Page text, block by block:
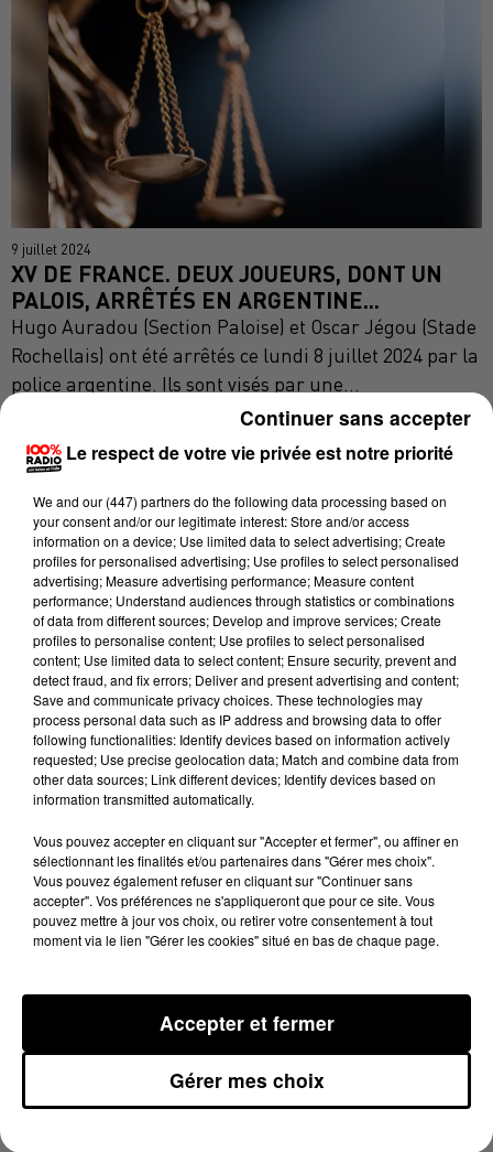
9 juillet 2024
XV DE FRANCE. DEUX JOUEURS, DONT UN
PALOIS, ARRÊTÉS EN ARGENTINE...
Hugo Auradou (Section Paloise) et Oscar Jégou (Stade
Rochellais) ont été arrêtés ce lundi 8 juillet 2024 par la
police argentine. Ils sont visés par une...
7 juillet 2024
LÉGISLATIVES 2024. LE NOUVEAU FRONT
POPULAIRE EN TÊTE, LE RN EN...
Selon les premières projections en siège, le nouveau
Front Populaire arrive en tête à l'issue du second tour
des élections législatives 2024. Le...
Le respect de votre vie privée est notre priorité
We and our (447) partnersdo the following data processing based on
your consent and/or our legitimate interest: Store and/or access
information on a device; Use limited data to select advertising; Create
profiles for personalised advertising; Use profiles to select personalised
advertising; Measure advertising performance; Measure content
performance; Understand audiences through statistics or combinations
of data from different sources; Develop and improve services; Create
profiles to personalise content; Use profiles to select personalised
content; Use limited data to select content; Ensure security, prevent and
detect fraud, and fix errors; Deliver and present advertising and content;
Save and communicate privacy choices. These technologies may
process personal data such as IP address and browsing data to offer
following functionalities: Identify devices based on information actively
requested; Use precise geolocation data; Match and combine data from
other data sources; Link different devices; Identify devices based on
information transmitted automatically.
Vous pouvez accepter en cliquant sur "Accepter et fermer", ou affiner en
sélectionnant les finalités et/ou partenaires dans "Gérer mes choix".
Vous pouvez également refuser en cliquant sur "Continuer sans
accepter". Vos préférences ne s'appliqueront que pour ce site. Vous
pouvez mettre à jour vos choix, ou retirer votre consentement à tout
moment via le lien "Gérer les cookies" situé en bas de chaque page.
Gérer mes choix
Accepter et fermer
Continuer sans accepter